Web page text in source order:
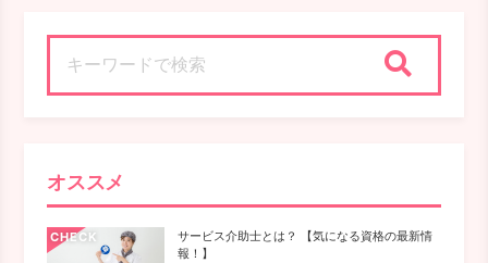
オススメ
CHECK
サービス介助士とは？ 【気になる資格の最新情
報！】